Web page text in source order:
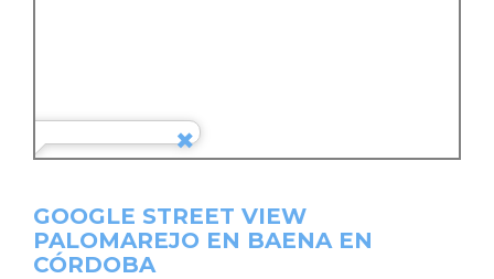
GOOGLE STREET VIEW
PALOMAREJO EN BAENA EN
CÓRDOBA